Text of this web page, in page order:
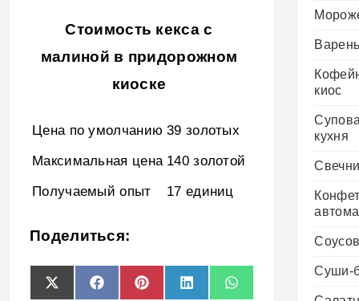
Стоимость кекса с
малиной в придорожном
киоске
Цена по умолчанию 39 золотых
Максимальная цена 140 золотой
Получаемый опыт 17 единиц
Поделиться:
Share
X
Share
FacebookShare
PinterestShare
LinkedInShare
WhatsApp
киос
кухня
Суши-